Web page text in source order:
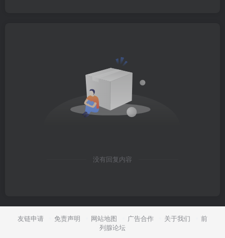
没有回复内容
友链申请 免责声明 网站地图 广告合作 关于我们
前
列腺论坛